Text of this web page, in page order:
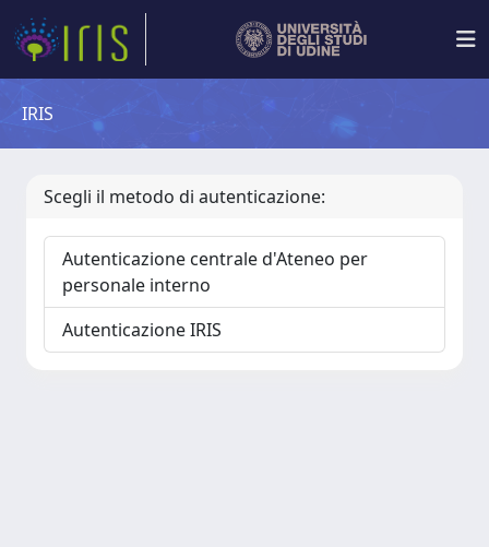
IRIS
Scegli il metodo di autenticazione:
Autenticazione centrale d'Ateneo per
personale interno
Autenticazione IRIS